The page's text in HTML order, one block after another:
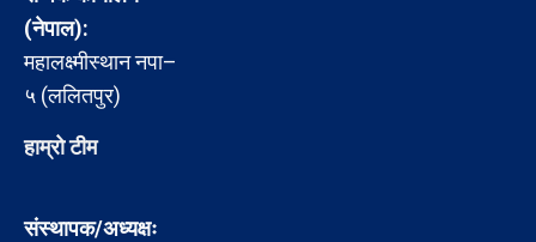
(नेपाल):
महालक्ष्मीस्थान नपा–
५ (ललितपुर)
हाम्रो टीम
संस्थापक/अध्यक्षः